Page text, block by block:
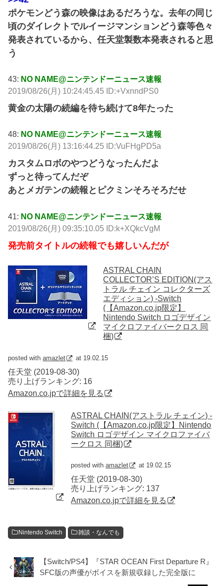
ポケモンどう森の映像はあるだろうな。去年の同じ
頃のダイレクトでルイージマンションどう森等色々
発表されているから、任天堂製数本発表されると思
う
43: NO NAME@ニンテンドーニュース速報
2019/08/26(月) 10:24:45.45 ID:+VxnndPS0
黄金の太陽の続編を待ち続けて8年たった
48: NO NAME@ニンテンドーニュース速報
2019/08/26(月) 13:16:44.25 ID:VuFHgPD5a
カスタムロボのやつどうなったんだよ
ずっと待ってんだぞ
あとメガテンの続報とピクミンそろそろだせ
41: NO NAME@ニンテンドーニュース速報
2019/08/26(月) 09:35:10.05 ID:k+XQkcVgM
発売前タイトルの続報でも嬉しいんだが
ASTRAL CHAIN
COLLECTOR’S EDITION(アス
トラル チェイン コレクターズ
エディション) -Switch
(【Amazon.co.jp限定】
Nintendo Switch ロゴデザイン
マイクロファイバークロス 同
梱)
posted withamazlet at 19.02.15
任天堂 (2019-08-30)
売り上げランキング: 16
Amazon.co.jpで詳細を見る
ASTRAL CHAIN(アストラル チェイン) -
Switch (【Amazon.co.jp限定】Nintendo
Switch ロゴデザイン マイクロファイバ
ークロス 同梱)
posted withamazlet at 19.02.15
任天堂 (2019-08-30)
売り上げランキング: 137
Amazon.co.jpで詳細を見る
Nintendo Switch 雑談・なんでも
【Switch/PS4】『STAR OCEAN First Departure R』
SFC版の声優がボイスを新規収録した完全版に